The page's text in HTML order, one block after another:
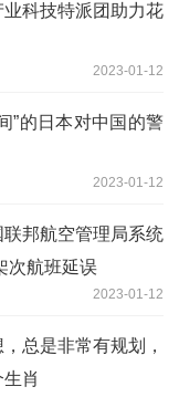
科技特派团助力花
2023-01-12
”的日本对中国的警
2023-01-12
联邦航空管理局系统
次航班延误
2023-01-12
总是非常有规划，
肖